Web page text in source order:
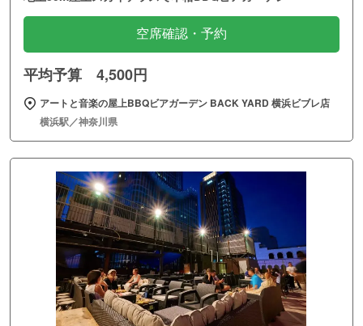
空席確認・予約
平均予算 4,500円
アートと音楽の屋上BBQビアガーデン BACK YARD 横浜ビブレ店
横浜駅／神奈川県